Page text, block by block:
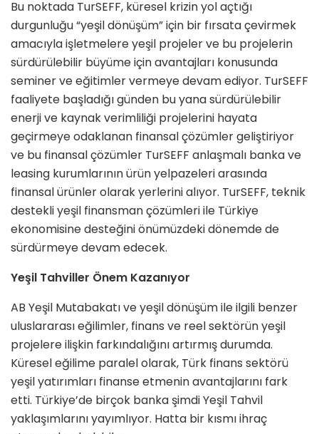
Bu noktada TurSEFF, küresel krizin yol açtığı
durgunluğu “yeşil dönüşüm” için bir fırsata çevirmek
amacıyla işlet­melere yeşil projeler ve bu projelerin
sürdürülebilir büyüme için avantajları konusunda
seminer ve eğitimler ver­meye devam ediyor. TurSEFF
faali­yete başladığı günden bu yana sürdü­rülebilir
enerji ve kaynak verimliliği projelerini hayata
geçirmeye odakla­nan finansal çözümler geliştiriyor
ve bu finansal çözümler TurSEFF anlaşmalı banka ve
leasing kurumlarının ürün yelpazeleri arasında
finansal ürünler olarak yerlerini alıyor. TurSEFF, tek­nik
destekli yeşil finansman çözümleri ile Türkiye
ekonomisine desteğini önümüzdeki dönemde de
sürdürmeye devam edecek.
Yeşil Tahviller Önem Kazanıyor
AB Yeşil Mutabakatı ve yeşil dönüşüm ile ilgili benzer
uluslararası eğilimler, finans ve reel sektörün yeşil
projelere ilişkin farkındalığını artırmış durum­da.
Küresel eğilime paralel olarak, Türk finans sektörü
yeşil yatırımları finanse etmenin avantajlarını fark
etti. Türkiye’de birçok banka şimdi Yeşil Tahvil
yaklaşımlarını yayımlıyor. Hatta bir kısmı ihraç